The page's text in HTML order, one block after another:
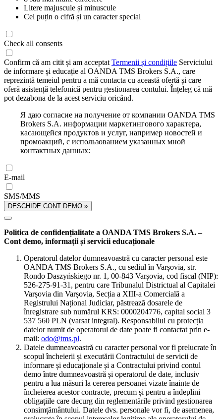
Litere majuscule și minuscule
Cel puțin o cifră și un caracter special
Check all consents
Confirm că am citit și am acceptat Termenii și condițiile Serviciului
de informare și educație al OANDA TMS Brokers S.A., care
reprezintă temeiul pentru a mă contacta cu această ofertă și care
oferă asistență telefonică pentru gestionarea contului. Înțeleg că mă
pot dezabona de la acest serviciu oricând.
Я даю согласие на получение от компании OANDA TMS
Brokers S.A. информации маркетингового характера,
касающейся продуктов и услуг, например новостей и
промоакций, с использованием указанных мной
контактных данных:
E-mail
SMS/MMS
DESCHIDE CONT DEMO »
Politica de confidențialitate a OANDA TMS Brokers S.A. –
Cont demo, informații și servicii educaționale
Operatorul datelor dumneavoastră cu caracter personal este
OANDA TMS Brokers S.A., cu sediul în Varșovia, str.
Rondo Daszyńskiego nr. 1, 00-843 Varșovia, cod fiscal (NIP):
526-275-91-31, pentru care Tribunalul Districtual al Capitalei
Varșovia din Varșovia, Secția a XIII-a Comercială a
Registrului Național Judiciar, păstrează dosarele de
înregistrare sub numărul KRS: 0000204776, capital social 3
537 560 PLN (varsat integral). Responsabilul cu protecția
datelor numit de operatorul de date poate fi contactat prin e-
mail: odo@tms.pl.
Datele dumneavoastră cu caracter personal vor fi prelucrate în
scopul încheierii și executării Contractului de servicii de
informare și educaționale și a Contractului privind contul
demo între dumneavoastră și operatorul de date, inclusiv
pentru a lua măsuri la cererea persoanei vizate înainte de
încheierea acestor contracte, precum și pentru a îndeplini
obligațiile care decurg din reglementările privind gestionarea
consimțământului. Datele dvs. personale vor fi, de asemenea,